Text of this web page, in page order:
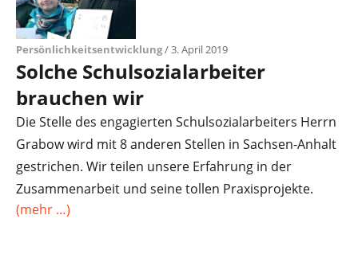
Persönlichkeitsentwicklung/ 3. April 2019
Solche Schulsozialarbeiter
brauchen wir
Die Stelle des engagierten Schulsozialarbeiters Herrn
Grabow wird mit 8 anderen Stellen in Sachsen-Anhalt
gestrichen. Wir teilen unsere Erfahrung in der
Zusammenarbeit und seine tollen Praxisprojekte.
(mehr …)